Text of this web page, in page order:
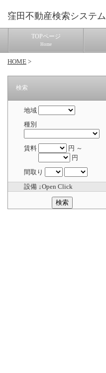
窪田不動産検索システム
TOPページ
Home
HOME >
検索
地域
種別
賃料
円 ～
円
間取り
設備 ↓Open Click